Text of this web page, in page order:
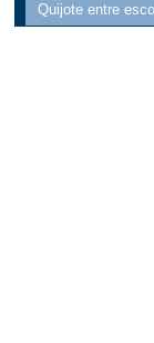
Quijote entre